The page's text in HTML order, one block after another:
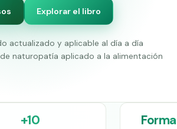
Explorar el libro
actualizado y aplicable al día a día
naturopatía aplicado a la alimentación
+10